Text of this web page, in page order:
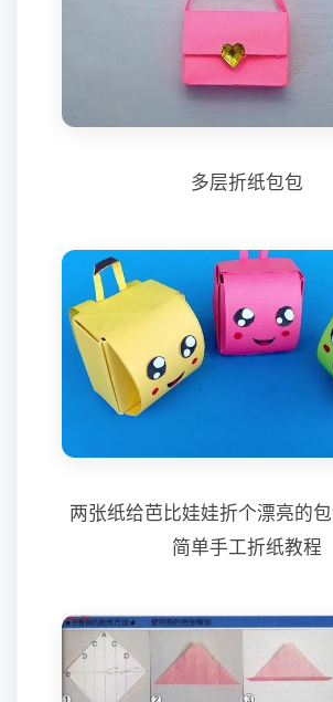
多层折纸包包
两张纸给芭比娃娃折个漂亮的
简单手工折纸教程